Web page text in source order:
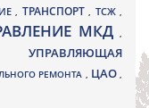
, ТРАНСПОРТ , ТСЖ ,
МКД ,
УПРАВЛЯЮЩАЯ
РЕМОНТА , ЦАО,